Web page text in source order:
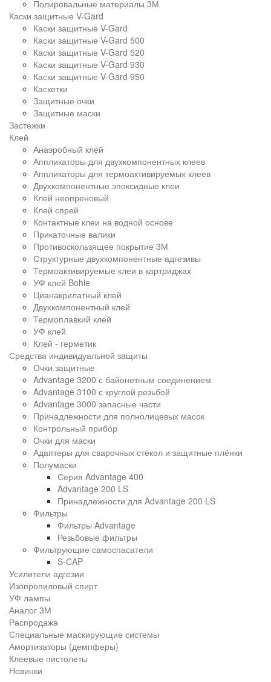
Полировальные материалы 3М
Каски защитные V-Gard
Каски защитные V-Gard
Каски защитные V-Gard 500
Каски защитные V-Gard 520
Каски защитные V-Gard 930
Каски защитные V-Gard 950
Каскетки
Защитные очки
Защитные маски
Застежки
Клей
Анаэробный клей
Аппликаторы для двухкомпонентных клеев
Аппликаторы для термоактивируемых клеев
Двухкомпонентные эпоксидные клеи
Клей неопреновый
Клей спрей
Контактные клеи на водной основе
Прикаточные валики
Противоскользящее покрытие 3М
Структурные двухкомпонентные адгезивы
Термоактивируемые клеи в картриджах
УФ клей Bohle
Цианакрилатный клей
Двухкомпонентный клей
Термоплавкий клей
УФ клей
Клей - герметик
Средства индивидуальной защиты
Очки защитные
Advantage 3200 с байонетным соединением
Advantage 3100 с круглой резьбой
Advantage 3000 запасные части
Принадлежности для полнолицевых масок
Контрольный прибор
Очки для маски
Адаптеры для сварочных стёкол и защитные плёнки
Полумаски
Серия Advantage 400
Advantage 200 LS
Принадлежности для Advantage 200 LS
Фильтры
Фильтры Advantage
Резьбовые фильтры
Фильтрующие самоспасатели
S-CAP
Усилители адгезии
Изопропиловый спирт
УФ лампы
Аналог 3М
Распродажа
Специальные маскирующие системы
Амортизаторы (демпферы)
Клеевые пистолеты
Новинки